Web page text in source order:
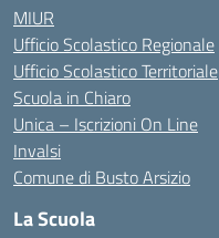
MIUR
Ufficio Scolastico Regionale
Ufficio Scolastico Territoriale
Scuola in Chiaro
Unica – Iscrizioni On Line
Invalsi
Comune di Busto Arsizio
La Scuola